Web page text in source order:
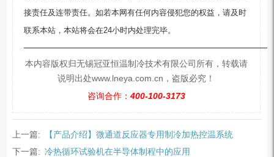
接责任及连带责任。如若本网有任何内容侵犯您的权益，请及时
联系本站，本站将会在24小时内处理完毕。
本内容版权归无锡冠亚恒温制冷技术有限公司所有，转载请
说明出处www.lneya.com.cn，盗版必究！
咨询合作： 400-100-3173
上一篇:
【产品介绍】微通道反应器专用制冷加热控温系统
下一篇: 冷热循环试验机在半导体制程中的应用